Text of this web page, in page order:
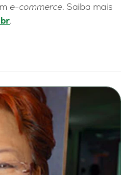
e-commerce. Saiba mais
.